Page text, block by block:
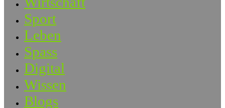
Sport
Leben
Spass
Digital
Wissen
Blogs